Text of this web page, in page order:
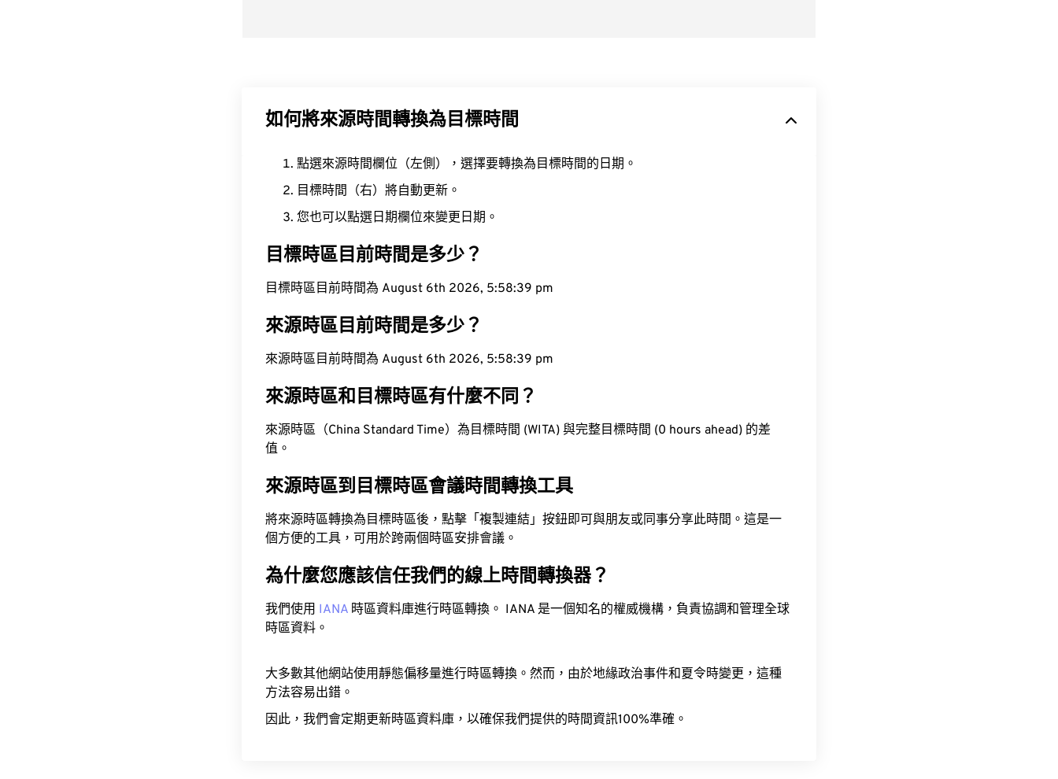
如何將來源時間轉換為目標時間
點選來源時間欄位（左側），選擇要轉換為目標時間的日期。
目標時間（右）將自動更新。
您也可以點選日期欄位來變更日期。
目標時區目前時間是多少？
目標時區目前時間為 August 6th 2026, 5:58:40 pm
來源時區目前時間是多少？
來源時區目前時間為 August 6th 2026, 5:58:40 pm
來源時區和目標時區有什麼不同？
來源時區（China Standard Time）為目標時間 (WITA) 與完整目標時間 (0 hours ahead) 的差
值。
來源時區到目標時區會議時間轉換工具
將來源時區轉換為目標時區後，點擊「複製連結」按鈕即可與朋友或同事分享此時間。這是一
個方便的工具，可用於跨兩個時區安排會議。
為什麼您應該信任我們的線上時間轉換器？
我們使用 IANA 時區資料庫進行時區轉換。 IANA 是一個知名的權威機構，負責協調和管理全球
時區資料。
大多數其他網站使用靜態偏移量進行時區轉換。然而，由於地緣政治事件和夏令時變更，這種
方法容易出錯。
因此，我們會定期更新時區資料庫，以確保我們提供的時間資訊100%準確。